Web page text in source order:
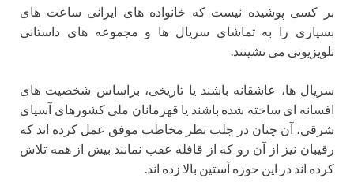
بر کسی پوشیده نیست که خانواده های ایرانی ساعت های
بسیاری را به تماشای سریال ها و مجموعه های داستانی
تلویزیونی می نشینند.
سریال ها، عاشقانه باشند یا تاریخی، براساس شخصیت های
افسانه ای ساخته شده باشند یا قهرمانان ملی کشورهای آسیای
شرقی، آن چنان در جلب نظر مخاطب موفق عمل کرده اند که
رقیبان نیز از آن رو که از قافله عقب نمانند بیش از همه تلاش
کرده اند در این حوزه آستین بالا زده اند.